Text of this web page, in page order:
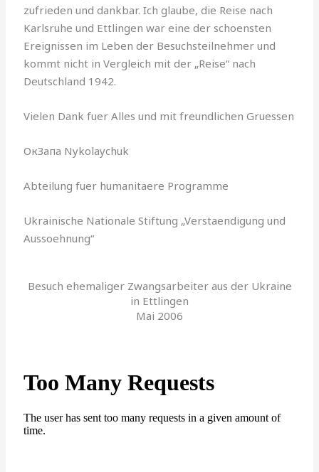
zufrieden und dankbar. Ich glaube, die Reise nach
Karlsruhe und Ettlingen war eine der schoensten
Ereignissen im Leben der Besuchsteilnehmer und
kommt nicht in Vergleich mit der „Reise“ nach
Deutschland 1942.
Vielen Dank fuer Alles und mit freundlichen Gruessen
ОкЗапа Nykolaychuk
Abteilung fuer humanitaere Programme
Ukrainische Nationale Stiftung „Verstaendigung und
Aussoehnung“
Besuch ehemaliger Zwangsarbeiter aus der Ukraine
in Ettlingen
Mai 2006